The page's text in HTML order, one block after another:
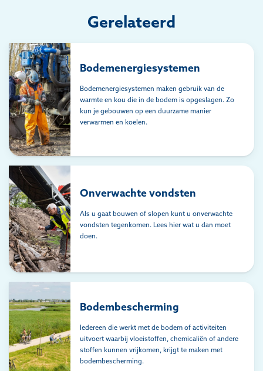
Gerelateerd
Bodemenergiesystemen
Bodemenergiesystemen maken gebruik van de
warmte en kou die in de bodem is opgeslagen. Zo
kun je gebouwen op een duurzame manier
verwarmen en koelen.
Onverwachte vondsten
Als u gaat bouwen of slopen kunt u onverwachte
vondsten tegenkomen. Lees hier wat u dan moet
doen.
Bodembescherming
Iedereen die werkt met de bodem of activiteiten
uitvoert waarbij vloeistoffen, chemicaliën of andere
stoffen kunnen vrijkomen, krijgt te maken met
bodembescherming.